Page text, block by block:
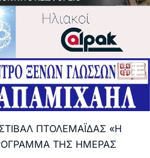
ΠΤΟΛΕΜΑΪΔΑΣ «Η
ΤΗΣ ΗΜΕΡΑΣ